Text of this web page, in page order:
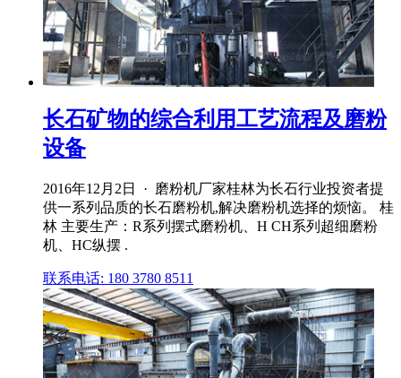
长石矿物的综合利用工艺流程及磨粉
设备
2016年12月2日 · 磨粉机厂家桂林为长石行业投资者提
供一系列品质的长石磨粉机,解决磨粉机选择的烦恼。 桂
林 主要生产：R系列摆式磨粉机、H CH系列超细磨粉
机、HC纵摆 .
联系电话: 180 3780 8511